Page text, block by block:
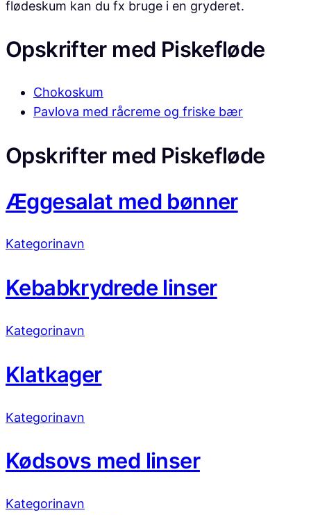
flødeskum kan du fx bruge i en gryderet.
Opskrifter med Piskefløde
Chokoskum
Pavlova med råcreme og friske bær
Opskrifter med Piskefløde
Æggesalat med bønner
Kategorinavn
Kebabkrydrede linser
Kategorinavn
Klatkager
Kategorinavn
Kødsovs med linser
Kategorinavn